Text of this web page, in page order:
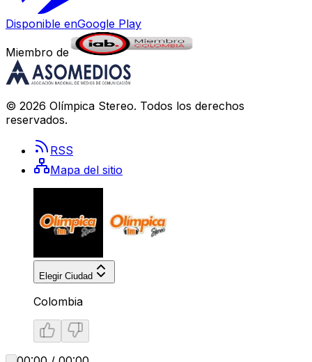
Disponible enGoogle Play
Miembro de
© 2026 Olímpica Stereo. Todos los derechos
reservados.
RSS
Mapa del sitio
Elegir Ciudad
Colombia